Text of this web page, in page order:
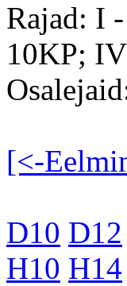
Rajad: I
10KP;
[<-
D10 D12
H10 H14